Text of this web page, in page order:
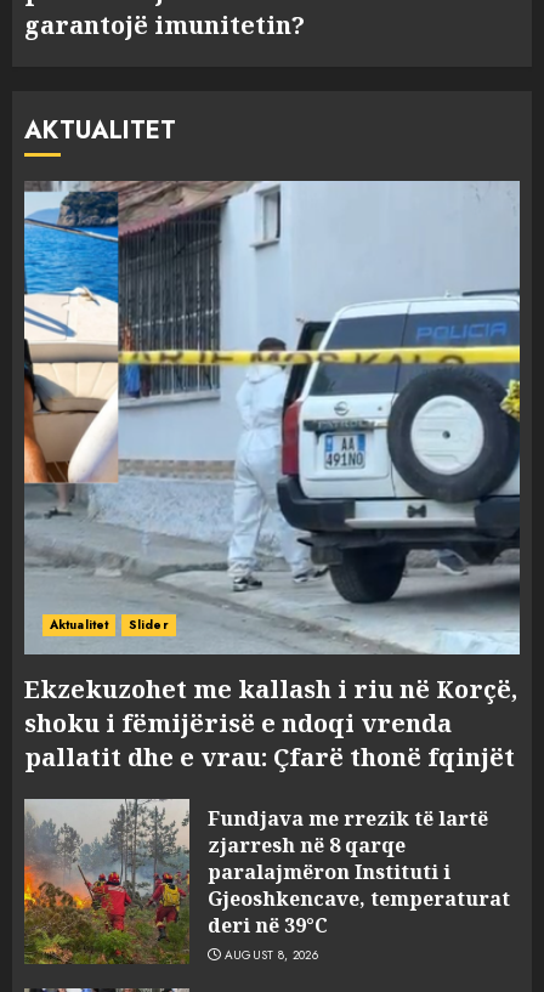
garantojë imunitetin?
AKTUALITET
Aktualitet Slider
Ekzekuzohet me kallash i riu në Korçë,
shoku i fëmijërisë e ndoqi vrenda
pallatit dhe e vrau: Çfarë thonë fqinjët
Fundjava me rrezik të lartë
zjarresh në 8 qarqe
paralajmëron Instituti i
Gjeoshkencave, temperaturat
deri në 39°C
AUGUST 8, 2026